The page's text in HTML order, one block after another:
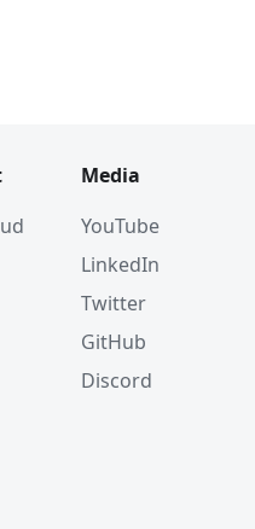
Media
YouTube
LinkedIn
Twitter
GitHub
Discord